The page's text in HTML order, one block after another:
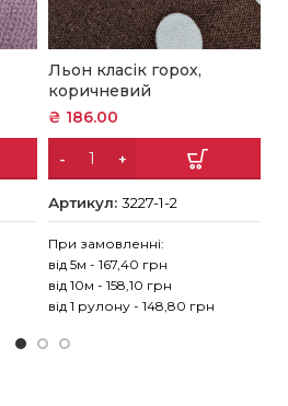
Льон класік горох,
коричневий
₴ 186.00
Артикул: 3227-1-2
При замовленні:
від 5м - 167,40 грн
від 10м - 158,10 грн
від 1 рулону - 148,80 грн